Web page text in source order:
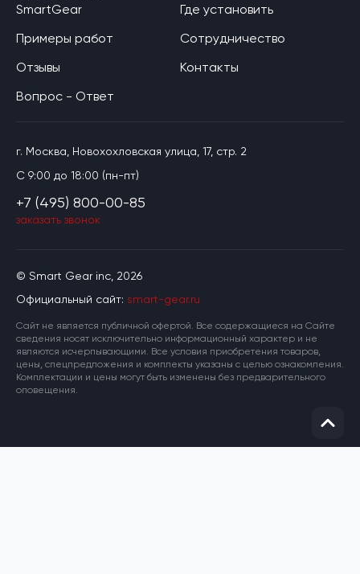
© Smart Gear inc, 2026
Официальный сайт: smart-gear.ru
Cайт не является публичной офертой. Все содержащиеся на Сайте
сведения носят исключительно информационный характер и не
являются исчерпывающими. Все условия приобретения товаров,
цены, спецпредложения и комплекты указаны с целью ознакомления.
Комплектации и цены могут быть изменены без предварительного
оповещения.
SmartGear
Примеры работ
Отзывы
Вопрос - Ответ
Где установить
Сотрудничество
Контакты
г. Москва, Новохохловская улица, 17, стр. 2
C 9:00 до 18:00 (пн-пт)
+7 (495) 800-00-85
заказать звонок